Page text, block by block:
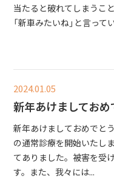
当たると破れてしまうこ
「新車みたいね」と言って
2024.01.05
新年あけましてお
新年あけましておめでと
の通常診療を開始いたし
てありました。被害を受
す。また、我々には...